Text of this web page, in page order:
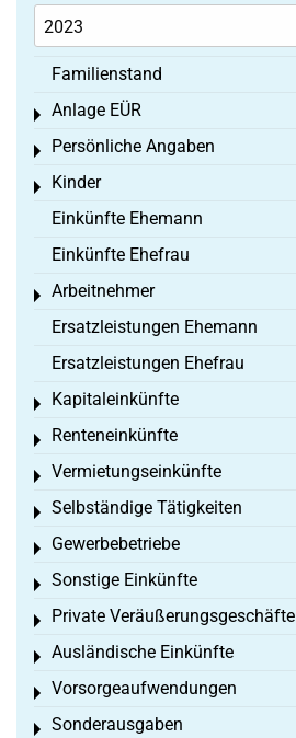
Familienstand
Anlage EÜR
Toggle menu
Persönliche Angaben
Toggle menu
Kinder
Toggle menu
Einkünfte Ehemann
Einkünfte Ehefrau
Arbeitnehmer
Toggle menu
Ersatzleistungen Ehemann
Ersatzleistungen Ehefrau
Kapitaleinkünfte
Toggle menu
Renteneinkünfte
Toggle menu
Vermietungseinkünfte
Toggle menu
Selbständige Tätigkeiten
Toggle menu
Gewerbebetriebe
Toggle menu
Sonstige Einkünfte
Toggle menu
Private Veräußerungsgeschäfte
Toggle menu
Ausländische Einkünfte
Toggle menu
Vorsorgeaufwendungen
Toggle menu
Sonderausgaben
Toggle menu